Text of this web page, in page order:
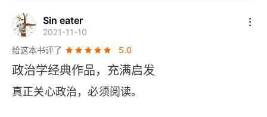
的 “非人格化政府的好政治”，而阿根廷被一部精英
入政府获取权力来进行寻租获取利益。相对于欧
美，我们早在两千多年前的秦朝就实现了庞大的官
Sin eater
2021-11-10
给这本书评了
5.0
政治学经典作品，充满启发
真正关心政治，必须阅读。